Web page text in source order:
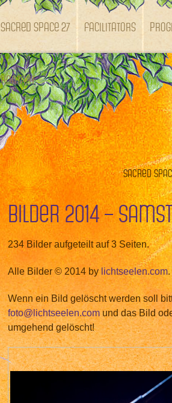
SACRED SPACE 27 Facilitators
Kontakt
Sacred
Bilder 2014 –
234 Bilder aufgeteilt auf 3 Seiten.
Alle Bilder © 2014 by lichtseelen.com.
Wenn ein Bild gelöscht werden soll
foto@lichtseelen.comund das Bild
umgehend gelöscht!